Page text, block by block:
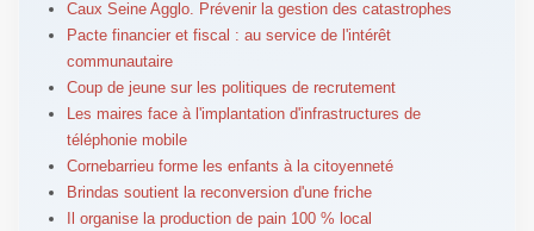
Caux Seine Agglo. Prévenir la gestion des catastrophes
Pacte financier et fiscal : au service de l'intérêt
communautaire
Coup de jeune sur les politiques de recrutement
Les maires face à l'implantation d'infrastructures de
téléphonie mobile
Cornebarrieu forme les enfants à la citoyenneté
Brindas soutient la reconversion d'une friche
Il organise la production de pain 100 % local